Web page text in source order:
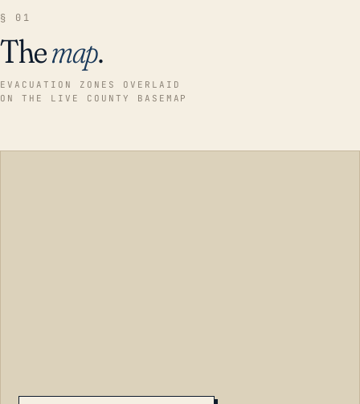
§ 01
Themap.
EVACUATION ZONES OVERLAID
ON THE LIVE COUNTY BASEMAP